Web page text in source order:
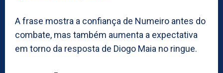
A frase mostra a confiança de Numeiro antes do
combate, mas também aumenta a expectativa
em torno da resposta de Diogo Maia no ringue.